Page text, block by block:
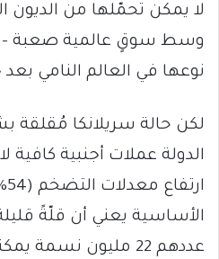
وسط سوقٍ عالمية صعبة
نوعها في العالم النامي بعد
لكن حالة سريلانكا
الدولة عملات أجنبية كافية
الأساسية يعني أن قلّةً
عددهم 22 مليون نسمة